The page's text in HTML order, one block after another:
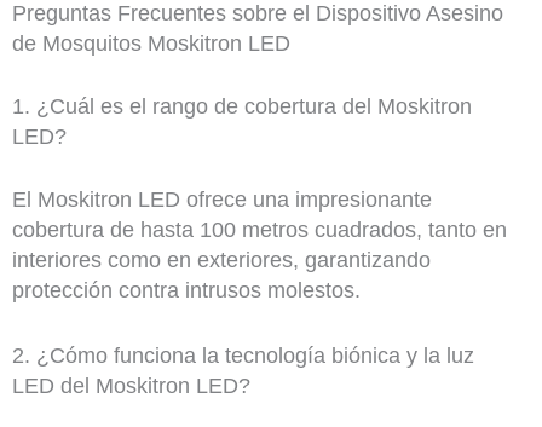
Preguntas Frecuentes sobre el Dispositivo Asesino
de Mosquitos Moskitron LED
1. ¿Cuál es el rango de cobertura del Moskitron
LED?
El Moskitron LED ofrece una impresionante
cobertura de hasta 100 metros cuadrados, tanto en
interiores como en exteriores, garantizando
protección contra intrusos molestos.
2. ¿Cómo funciona la tecnología biónica y la luz
LED del Moskitron LED?